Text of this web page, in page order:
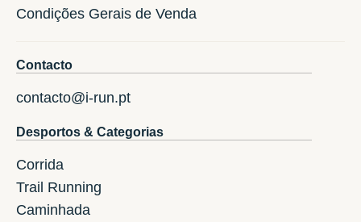
Condições Gerais de Venda
Contacto
contacto@i-run.pt
Desportos & Categorias
Corrida
Trail Running
Caminhada